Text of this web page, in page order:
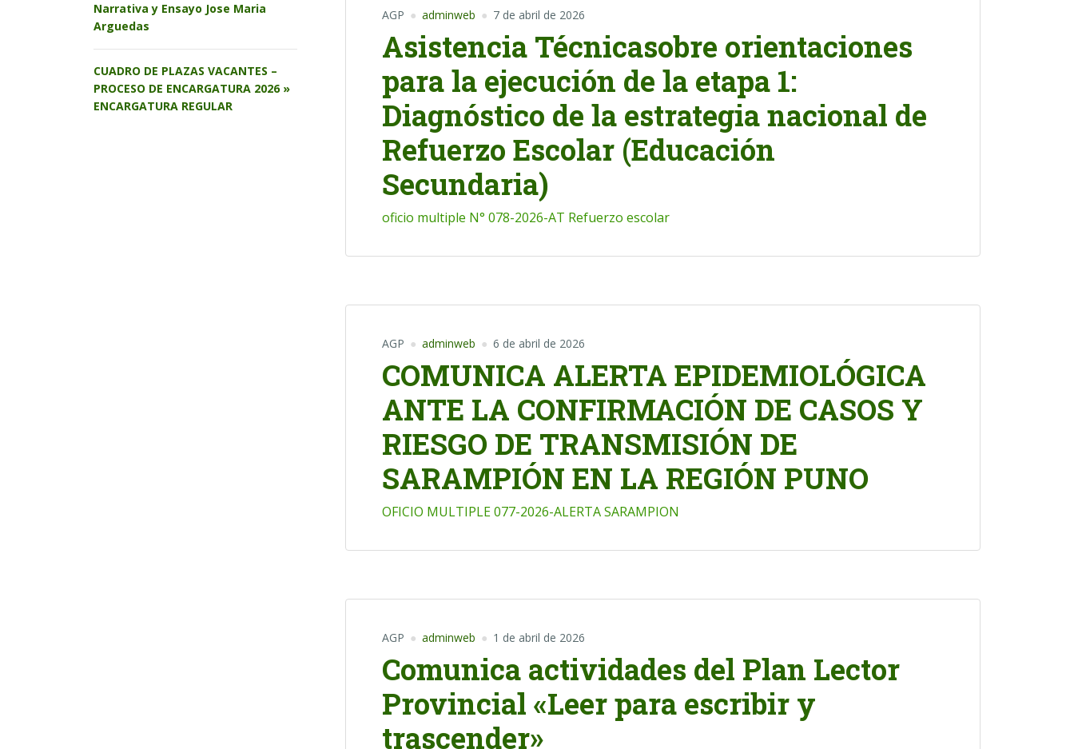
AGP adminweb 7 de abril de 2026
Asistencia Técnicasobre orientaciones
para la ejecución de la etapa 1:
Diagnóstico de la estrategia nacional de
Refuerzo Escolar (Educación
Secundaria)
oficio multiple N° 078-2026-AT Refuerzo escolar
AGP adminweb 6 de abril de 2026
COMUNICA ALERTA EPIDEMIOLÓGICA
ANTE LA CONFIRMACIÓN DE CASOS Y
RIESGO DE TRANSMISIÓN DE
SARAMPIÓN EN LA REGIÓN PUNO
OFICIO MULTIPLE 077-2026-ALERTA SARAMPION
AGP adminweb 1 de abril de 2026
Comunica actividades del Plan Lector
Provincial «Leer para escribir y
trascender»
Narrativa y Ensayo Jose Maria
Arguedas
CUADRO DE PLAZAS VACANTES –
PROCESO DE ENCARGATURA 2026 »
ENCARGATURA REGULAR